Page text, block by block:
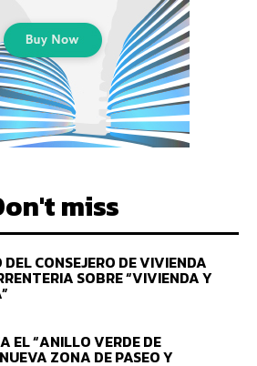
miss
CONSEJERO DE VIVIENDA
SOBRE “VIVIENDA Y
EL “ANILLO VERDE DE
ZONA DE PASEO Y